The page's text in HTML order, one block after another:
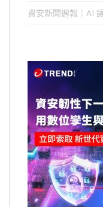
資安新聞週報｜AI